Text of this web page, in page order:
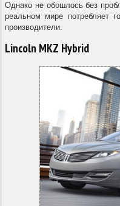
Однако не обошлось без
реальном мире потребляет
производители.
Lincoln MKZ Hybrid